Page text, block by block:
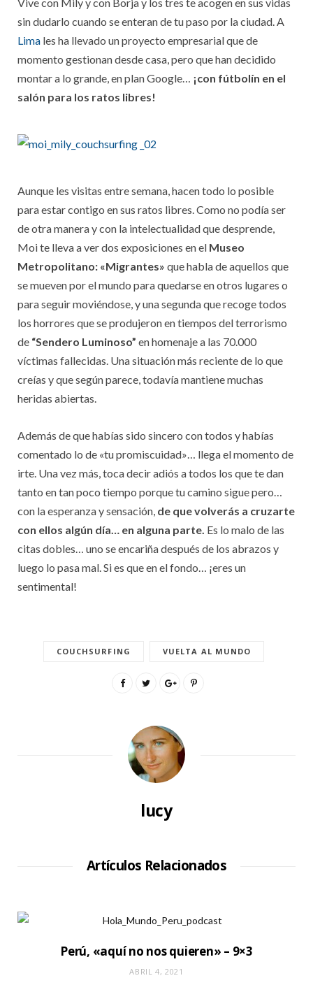
sin dudarlo cuando se enteran de tu paso por la ciudad. A
Lima les ha llevado un proyecto empresarial que de
momento gestionan desde casa, pero que han decidido
montar a lo grande, en plan Google… ¡con fútbolín en el
salón para los ratos libres!
Aunque les visitas entre semana, hacen todo lo posible
para estar contigo en sus ratos libres. Como no podía ser
de otra manera y con la intelectualidad que desprende,
Moi te lleva a ver dos exposiciones en el Museo
Metropolitano: «Migrantes» que habla de aquellos que
se mueven por el mundo para quedarse en otros lugares o
para seguir moviéndose, y una segunda que recoge todos
los horrores que se produjeron en tiempos del terrorismo
de “Sendero Luminoso” en homenaje a las 70.000
víctimas fallecidas. Una situación más reciente de lo que
creías y que según parece, todavía mantiene muchas
heridas abiertas.
Además de que habías sido sincero con todos y habías
comentado lo de «tu promiscuidad»… llega el momento de
irte. Una vez más, toca decir adiós a todos los que te dan
tanto en tan poco tiempo porque tu camino sigue pero…
con la esperanza y sensación, de que volverás a cruzarte
con ellos algún día… en alguna parte. Es lo malo de las
citas dobles… uno se encariña después de los abrazos y
luego lo pasa mal. Si es que en el fondo… ¡eres un
sentimental!
COUCHSURFING VUELTA AL MUNDO
lucy
Artículos Relacionados
Perú, «aquí no nos quieren» – 9×3
ABRIL 4, 2021